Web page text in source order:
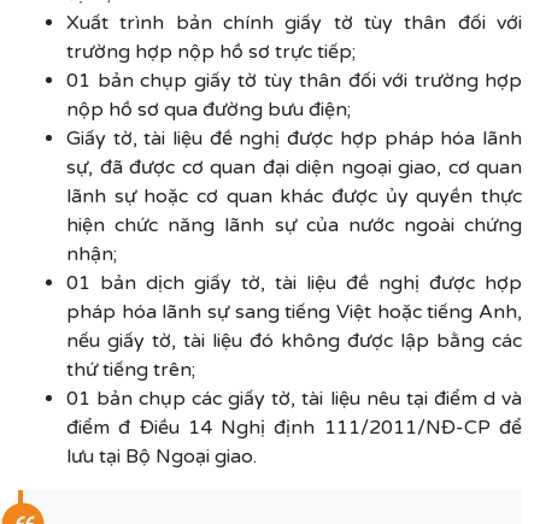
Xuất trình bản chính giấy tờ tùy thân đối với
trường hợp nộp hồ sơ trực tiếp;
01 bản chụp giấy tờ tùy thân đối với trường hợp
nộp hồ sơ qua đường bưu điện;
Giấy tờ, tài liệu đề nghị được hợp pháp hóa lãnh
sự, đã được cơ quan đại diện ngoại giao, cơ quan
lãnh sự hoặc cơ quan khác được ủy quyền thực
hiện chức năng lãnh sự của nước ngoài chứng
nhận;
01 bản dịch giấy tờ, tài liệu đề nghị được hợp
pháp hóa lãnh sự sang tiếng Việt hoặc tiếng Anh,
nếu giấy tờ, tài liệu đó không được lập bằng các
thứ tiếng trên;
01 bản chụp các giấy tờ, tài liệu nêu tại điểm d và
điểm đ Điều 14 Nghị định 111/2011/NĐ-CP để
lưu tại Bộ Ngoại giao.